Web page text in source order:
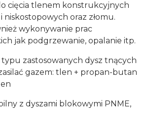
cięcia tlenem konstrukcyjnych
niskostopowych oraz złomu.
wykonywanie prac
jak podgrzewanie, opalanie itp.
zastosowanych dysz tnących
gazem: tlen + propan-butan
z dyszami blokowymi PNME,